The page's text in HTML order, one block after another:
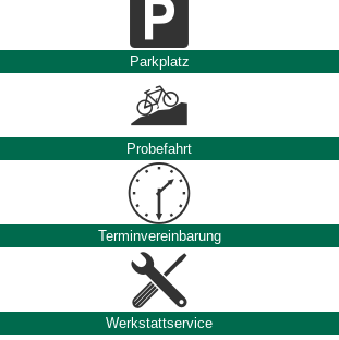
Parkplatz
Probefahrt
Terminvereinbarung
Werkstattservice